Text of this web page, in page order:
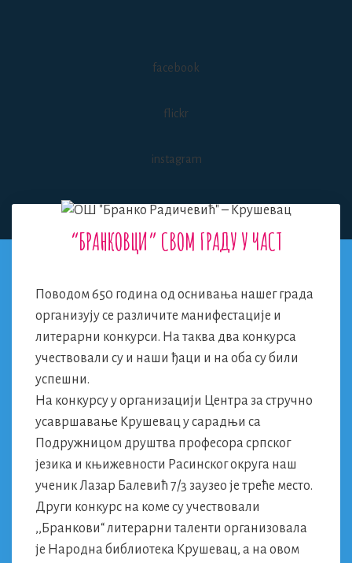
facebook
flickr
instagram
“БРАНКОВЦИ” СВОМ ГРАДУ У ЧАСТ
Поводом 650 година од оснивања нашег града
организују се различите манифестације и
литерарни конкурси. На таква два конкурса
учествовали су и наши ђаци и на оба су били
успешни.
На конкурсу у организацији Центра за стручно
усавршавање Крушевац у сарадњи са
Подружницом друштва професора српског
језика и књижевности Расинског округа наш
ученик Лазар Балевић 7/3 заузео је треће место.
Други конкурс на коме су учествовали
,,Бранкови“ литерарни таленти организовала
је Народна библиотека Крушевац, а на овом